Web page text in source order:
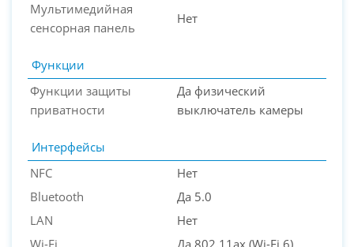
Мультимедийная
сенсорная панель
Нет
Функции
Функции защиты
приватности
Да физический
выключатель камеры
Интерфейсы
NFC
Нет
Bluetooth
Да 5.0
LAN
Нет